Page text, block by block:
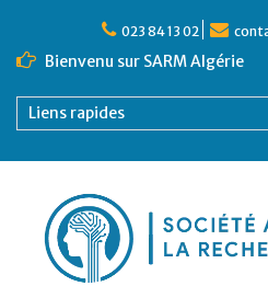
023 84 13 02
Bienvenu sur SARM Algérie
Liens rapides